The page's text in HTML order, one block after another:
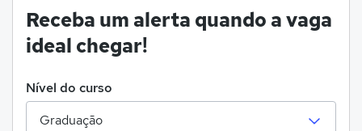
Receba um alerta quando a vaga
ideal chegar!
Nível do curso